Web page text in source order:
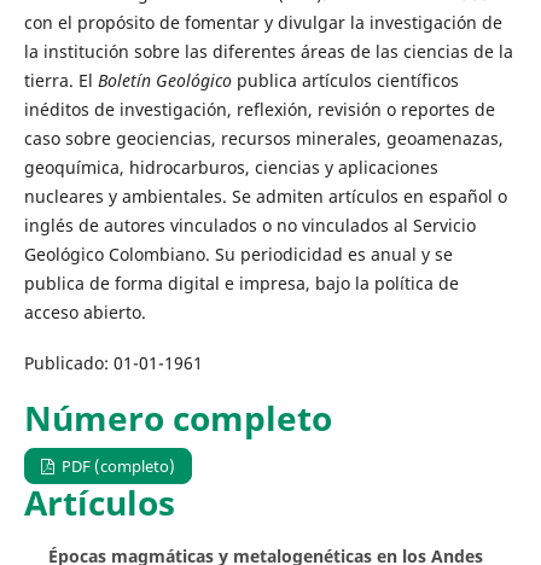
con el propósito de fomentar y divulgar la investigación de
la institución sobre las diferentes áreas de las ciencias de la
tierra. El Boletín Geológicopublica artículos científicos
inéditos de investigación, reflexión, revisión o reportes de
caso sobre geociencias, recursos minerales, geoamenazas,
geoquímica, hidrocarburos, ciencias y aplicaciones
nucleares y ambientales. Se admiten artículos en español o
inglés de autores vinculados o no vinculados al Servicio
Geológico Colombiano. Su periodicidad es anual y se
publica de forma digital e impresa, bajo la política de
acceso abierto.
Publicado: 01-01-1961
Número completo
PDF (completo)
Artículos
Épocas magmáticas y metalogenéticas en los Andes